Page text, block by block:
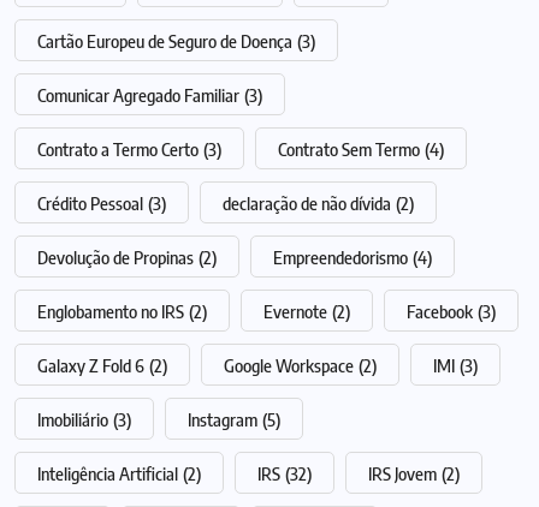
Cartão Europeu de Seguro de Doença (3)
Comunicar Agregado Familiar (3)
Contrato a Termo Certo (3) Contrato Sem Termo (4)
Crédito Pessoal (3) declaração de não dívida (2)
Devolução de Propinas (2) Empreendedorismo (4)
Englobamento no IRS (2) Evernote (2) Facebook (3)
Galaxy Z Fold 6 (2) Google Workspace (2) IMI (3)
Imobiliário (3) Instagram (5)
Inteligência Artificial (2) IRS (32) IRS Jovem (2)